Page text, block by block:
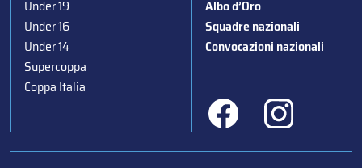
Under 19
Under 16
Under 14
Supercoppa
Coppa Italia
Albo d’Oro
Squadre nazionali
Convocazioni nazionali